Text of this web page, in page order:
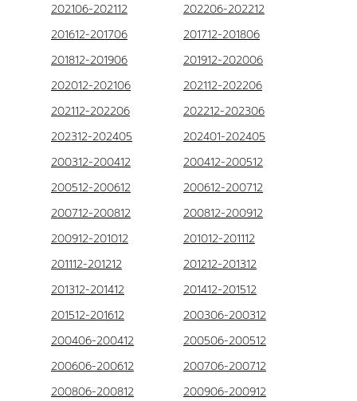
202106-202112
202206-202212
201612-201706
201712-201806
201812-201906
201912-202006
202012-202106
202112-202206
202112-202206
202212-202306
202312-202405
202401-202405
200312-200412
200412-200512
200512-200612
200612-200712
200712-200812
200812-200912
200912-201012
201012-201112
201112-201212
201212-201312
201312-201412
201412-201512
201512-201612
200306-200312
200406-200412
200506-200512
200606-200612
200706-200712
200806-200812
200906-200912